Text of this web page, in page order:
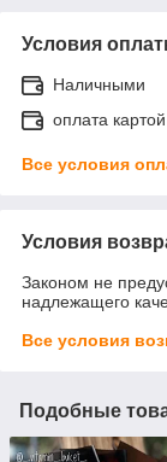
Условия
Наличными
оплата
Все условия
Условия
Законом не
надлежащего
Все условия
Подобные